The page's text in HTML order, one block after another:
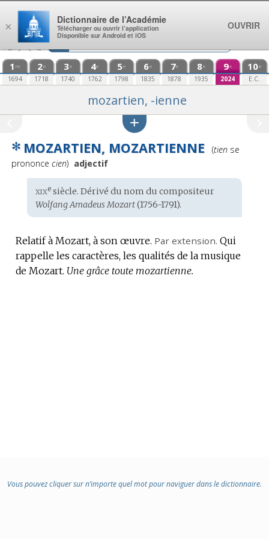
Aller au contenu
1 re
1694
2e
1718
3e
1740
4e
1762
5e
1798
6e
1835
7e
1878
8e
1935
9e
2024
10e
E.C.
mozartien, -ienne
✻ MOZARTIEN, MOZARTIENNE
Prononciation
(tiense
prononce cien) adjectif
Étymologie
:
xixesiècle. Dérivé du nom du compositeur
Wolfang Amadeus Mozart(1756-1791).
Relatif à Mozart, à son œuvre. Par extension. Qui
rappelle les caractères, les qualités de la musique
de Mozart. Une grâce toute mozartienne.
Vous pouvez cliquer sur n’importe quel mot pour naviguer dans le dictionnaire.
×
Dictionnaire de l’Académie
Télécharger ou ouvrir l’application
Disponible sur Android et iOS
OUVRIR